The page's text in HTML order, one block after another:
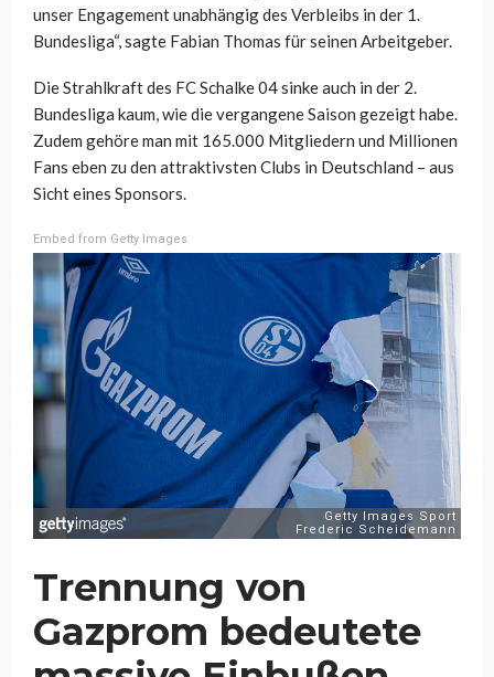
unser Engagement unabhängig des Verbleibs in der 1.
Bundesliga“, sagte Fabian Thomas für seinen Arbeitgeber.
Die Strahlkraft des FC Schalke 04 sinke auch in der 2.
Bundesliga kaum, wie die vergangene Saison gezeigt habe.
Zudem gehöre man mit 165.000 Mitgliedern und Millionen
Fans eben zu den attraktivsten Clubs in Deutschland – aus
Sicht eines Sponsors.
Embed from Getty Images
Trennung von
Gazprom bedeutete